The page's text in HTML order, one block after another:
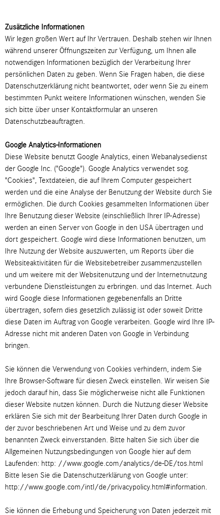
Zusätzliche Informationen
Wir legen großen Wert auf Ihr Vertrauen. Deshalb stehen wir Ihnen
während unserer Öffnungszeiten zur Verfügung, um Ihnen alle
notwendigen Informationen bezüglich der Verarbeitung Ihrer
persönlichen Daten zu geben. Wenn Sie Fragen haben, die diese
Datenschutzerklärung nicht beantwortet, oder wenn Sie zu einem
bestimmten Punkt weitere Informationen wünschen, wenden Sie
sich bitte über unser Kontaktformular an unseren
Datenschutzbeauftragten.
Google Analytics-Informationen
Diese Website benutzt Google Analytics, einen Webanalysedienst
der Google Inc. ("Google"). Google Analytics verwendet sog.
"Cookies", Textdateien, die auf Ihrem Computer gespeichert
werden und die eine Analyse der Benutzung der Website durch Sie
ermöglichen. Die durch Cookies gesammelten Informationen über
Ihre Benutzung dieser Website (einschließlich Ihrer IP-Adresse)
werden an einen Server von Google in den USA übertragen und
dort gespeichert. Google wird diese Informationen benutzen, um
Ihre Nutzung der Website auszuwerten, um Reports über die
Websiteaktivitäten für die Websitebetreiber zusammenzustellen
und um weitere mit der Websitenutzung und der Internetnutzung
verbundene Dienstleistungen zu erbringen. und das Internet. Auch
wird Google diese Informationen gegebenenfalls an Dritte
übertragen, sofern dies gesetzlich zulässig ist oder soweit Dritte
diese Daten im Auftrag von Google verarbeiten. Google wird Ihre IP-
Adresse nicht mit anderen Daten von Google in Verbindung
bringen.
Sie können die Verwendung von Cookies verhindern, indem Sie
Ihre Browser-Software für diesen Zweck einstellen. Wir weisen Sie
jedoch darauf hin, dass Sie möglicherweise nicht alle Funktionen
dieser Website nutzen können. Durch die Nutzung dieser Website
erklären Sie sich mit der Bearbeitung Ihrer Daten durch Google in
der zuvor beschriebenen Art und Weise und zu dem zuvor
benannten Zweck einverstanden. Bitte halten Sie sich über die
Allgemeinen Nutzungsbedingungen von Google hier auf dem
Laufenden: http: //www.google.com/analytics/de-DE/tos.html
Bitte lesen Sie die Datenschutzerklärung von Google unter:
http://www.google.com/intl/de/privacypolicy.html#information.
Sie können die Erhebung und Speicherung von Daten jederzeit mit